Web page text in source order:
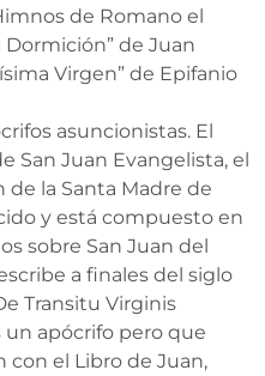
de Romano el
Dormición” de Juan
Virgen” de Epifanio
asuncionistas. El
San Juan Evangelista, el
de la Santa Madre de
y está compuesto en
sobre San Juan del
a finales del siglo
Transitu Virginis
un apócrifo pero que
el Libro de Juan,